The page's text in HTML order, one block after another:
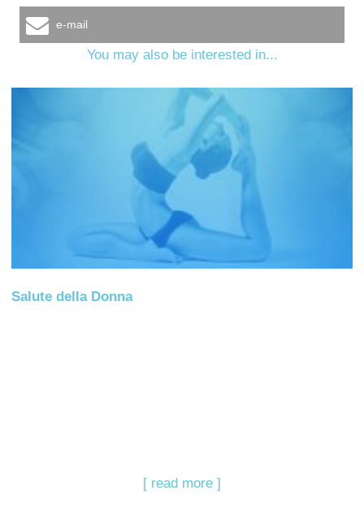
e-mail
You may also be interested in...
Salute della Donna
[ read more ]